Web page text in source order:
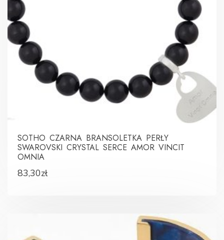
SOTHO CZARNA BRANSOLETKA PERŁY
SWAROVSKI CRYSTAL SERCE AMOR VINCIT
OMNIA
83,30zł